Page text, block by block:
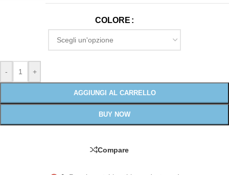
COLORE
- +
AGGIUNGI AL CARRELLO
BUY NOW
Compare